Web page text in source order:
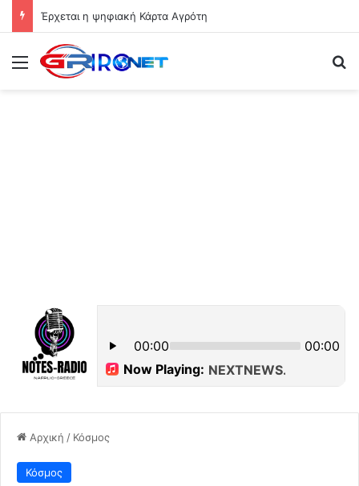
Έρχεται η ψηφιακή Κάρτα Αγρότη
Μενού
Αρχική / Κόσμος
Κόσμος